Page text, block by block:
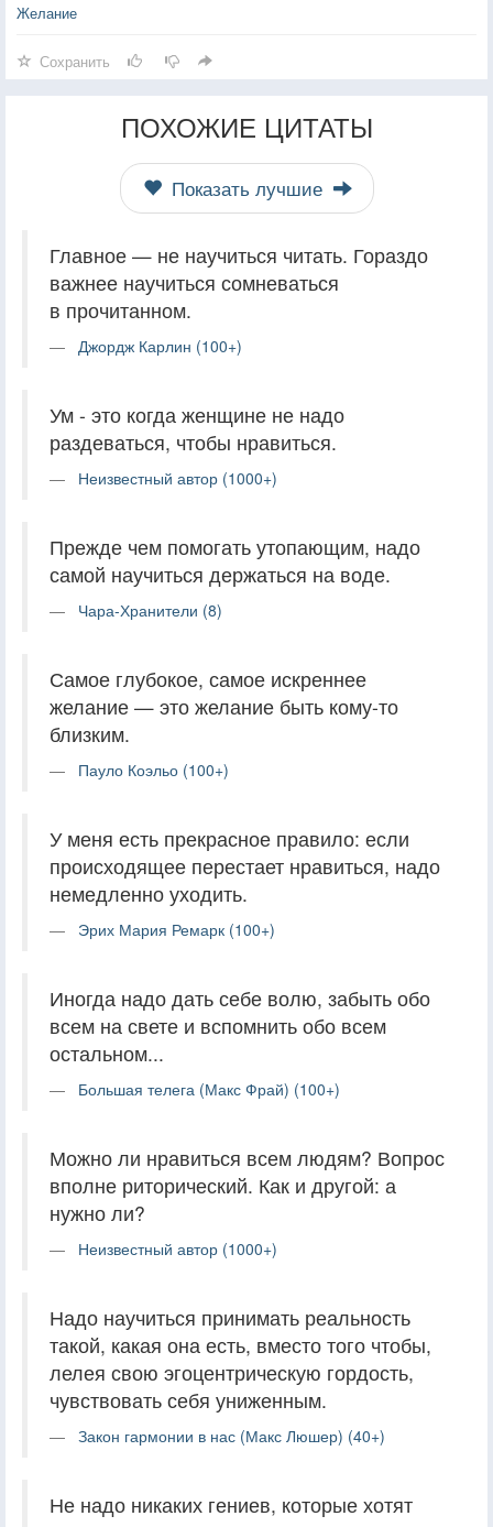
Желание
Сохранить
ПОХОЖИЕ ЦИТАТЫ
Показать лучшие
Главное — не научиться читать. Гораздо
важнее научиться сомневаться
в прочитанном.
Джордж Карлин (100+)
Ум - это когда женщине не надо
раздеваться, чтобы нравиться.
Неизвестный автор (1000+)
Прежде чем помогать утопающим, надо
самой научиться держаться на воде.
Чара-Хранители (8)
Самое глубокое, самое искреннее
желание — это желание быть кому-то
близким.
Пауло Коэльо (100+)
У меня есть прекрасное правило: если
происходящее перестает нравиться, надо
немедленно уходить.
Эрих Мария Ремарк (100+)
Иногда надо дать себе волю, забыть обо
всем на свете и вспомнить обо всем
остальном...
Большая телега (Макс Фрай) (100+)
Можно ли нравиться всем людям? Вопрос
вполне риторический. Как и другой: а
нужно ли?
Неизвестный автор (1000+)
Надо научиться принимать реальность
такой, какая она есть, вместо того чтобы,
лелея свою эгоцентрическую гордость,
чувствовать себя униженным.
Закон гармонии в нас (Макс Люшер) (40+)
Не надо никаких гениев, которые хотят